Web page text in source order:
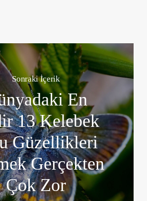
Sonraki İçerik
En
13 Kelebek
Güzellikleri
Gerçekten
Çok Zor